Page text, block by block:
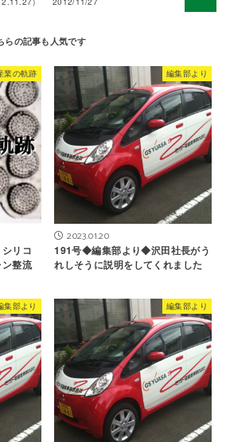
業の軌跡
リコ
整流
編集部より
2023.01.20
191号◆編集部より◆沢田社長がう
れしそうに説明をしてくれました
集部より 編集部より